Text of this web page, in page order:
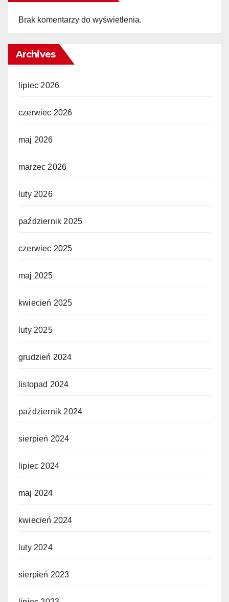
Brak komentarzy do wyświetlenia.
Archives
lipiec 2026
czerwiec 2026
maj 2026
marzec 2026
luty 2026
październik 2025
czerwiec 2025
maj 2025
kwiecień 2025
luty 2025
grudzień 2024
listopad 2024
październik 2024
sierpień 2024
lipiec 2024
maj 2024
kwiecień 2024
luty 2024
sierpień 2023